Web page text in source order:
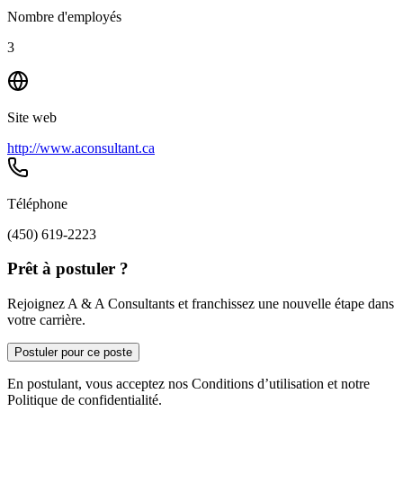
Nombre d'employés
3
Site web
http://www.aconsultant.ca
Téléphone
(450) 619-2223
Prêt à postuler ?
Rejoignez A & A Consultants et franchissez une nouvelle étape dans
votre carrière.
Postuler pour ce poste
En postulant, vous acceptez nos Conditions d’utilisation et notre
Politique de confidentialité.